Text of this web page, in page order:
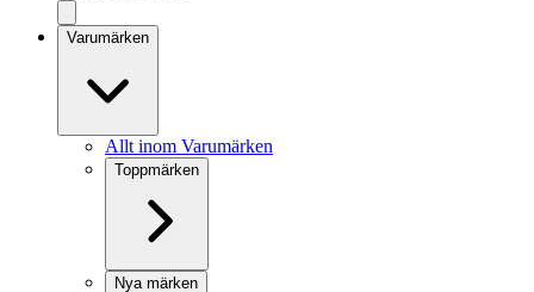
Varumärken
Allt inom Varumärken
Toppmärken
Nya märken